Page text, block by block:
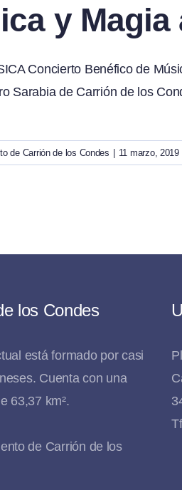
y Magia
Concierto Benéfico de
Sarabia de Carrión de los
de Carrión de los Condes 11 marzo, 2019
los Condes
está formado por casi
Cuenta con una
63,37 km².